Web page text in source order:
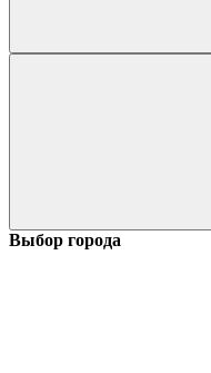
Выбор города